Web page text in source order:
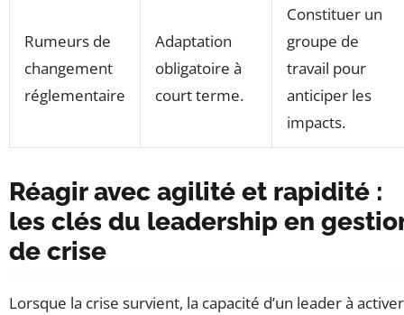
Rumeurs de
changement
réglementaire
Adaptation
obligatoire à
court terme.
Constituer un
groupe de
travail pour
anticiper les
impacts.
Réagir avec agilité et rapidité :
les clés du leadership en
de crise
Lorsque la crise survient, la capacité d’un leader à activer